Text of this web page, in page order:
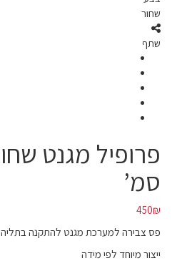
שחור
שתף
סמ’
450₪
פס צבירה למערכת מגנט להתקנה בתליה
ייצור מיוחד לפי מידה